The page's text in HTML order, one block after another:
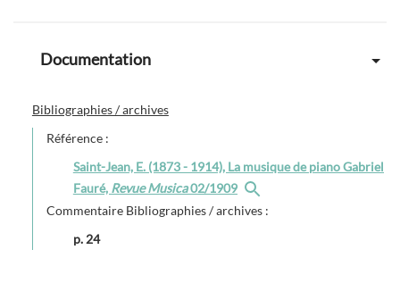
Documentation
Bibliographies / archives
Référence :
Saint-Jean, E. (1873 - 1914), La musique de piano Gabriel
Fauré, Revue Musica02/1909
Commentaire Bibliographies / archives :
p. 24